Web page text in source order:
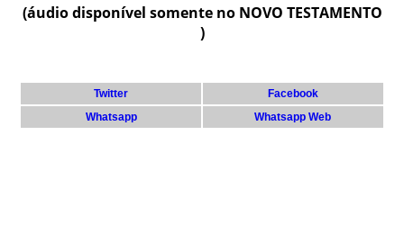
(áudio disponível somente no NOVO TESTAMENTO
)
Twitter
Facebook
Whatsapp
Whatsapp Web